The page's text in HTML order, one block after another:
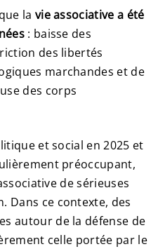
la vie associative a été
: baisse des
des libertés
marchandes et de
des corps
et social en 2025 et
préoccupant,
de sérieuses
Dans ce contexte, des
autour de la défense de
celle portée par le